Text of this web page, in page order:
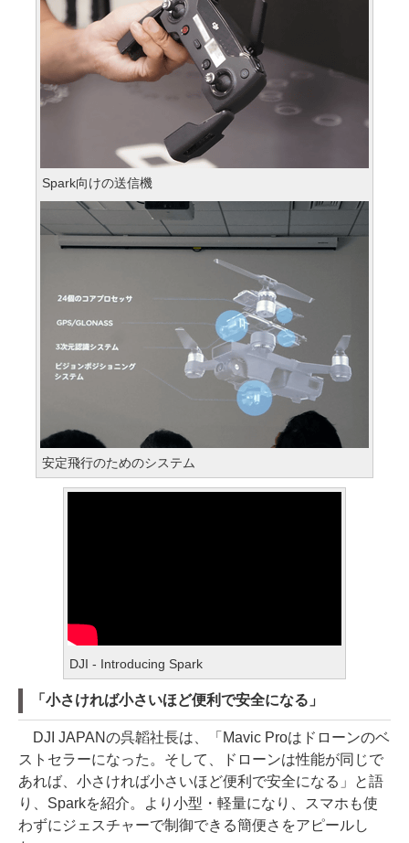
Spark向けの送信機
安定飛行のためのシステム
DJI - Introducing Spark
「小さければ小さいほど便利で安全になる」
DJI JAPANの呉韜社長は、「Mavic Proはドローンのベ
ストセラーになった。そして、ドローンは性能が同じで
あれば、小さければ小さいほど便利で安全になる」と語
り、Sparkを紹介。より小型・軽量になり、スマホも使
わずにジェスチャーで制御できる簡便さをアピールし